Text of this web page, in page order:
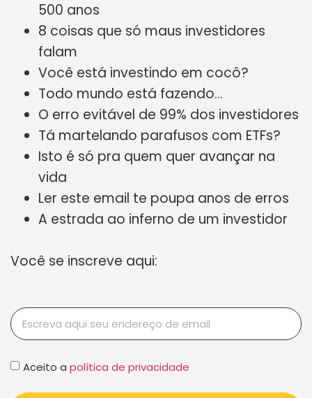
500 anos
8 coisas que só maus investidores
falam
Você está investindo em cocô?
Todo mundo está fazendo…
O erro evitável de 99% dos investidores
Tá martelando parafusos com ETFs?
Isto é só pra quem quer avançar na
vida
Ler este email te poupa anos de erros
A estrada ao inferno de um investidor
Você se inscreve aqui:
Aceito a política de privacidade